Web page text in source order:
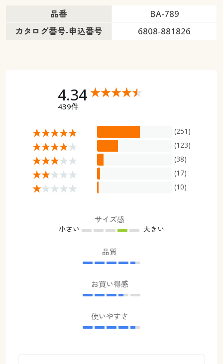
品番
BA-789
カタログ番号-申込番号
6808-881826
4.34
439件
(251)
(123)
(38)
(17)
(10)
サイズ感
小さい 大きい
品質
お買い得感
使いやすさ